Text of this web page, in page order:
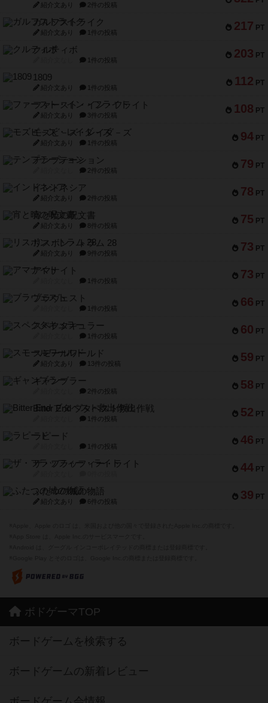
紹介文あり 2件の投稿
217 PT
ガルフストライク
紹介文あり 1件の投稿
203 PT
クルティボ
1件の投稿
112 PT
1809
紹介文あり 1件の投稿
108 PT
ファースト・イン・フライト
紹介文あり 3件の投稿
94 PT
モズビ－ズ・レイダ－ズ
紹介文あり 1件の投稿
79 PT
テンプテーション
2件の投稿
78 PT
インドネシア
紹介文あり 2件の投稿
75 PT
宵と暁の呪文書
紹介文あり 8件の投稿
73 PT
リスボン・トラム 28
紹介文あり 9件の投稿
73 PT
アマナイト
1件の投稿
66 PT
ブラヴェスト
1件の投稿
60 PT
スペクタキュラー
1件の投稿
59 PT
スモールワールド
紹介文あり 13件の投稿
58 PT
ギャンブラー
2件の投稿
52 PT
Bitter End ブタペスト救出作戦
1件の投稿
46 PT
ラピード
1件の投稿
44 PT
ザ・フラッフィー・ライト
39 PT
ふたつの城の物語
紹介文あり 6件の投稿
ボドゲーマTOP
ボードゲームを検索する
ボードゲームの新着レビュー